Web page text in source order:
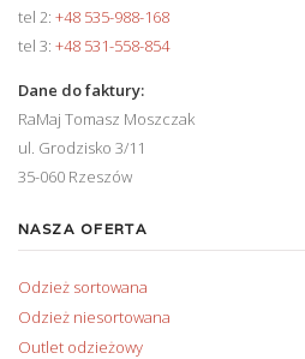
tel 2: +48 535-988-168
tel 3: +48 531-558-854
Dane do faktury:
RaMaj Tomasz Moszczak
ul. Grodzisko 3/11
35-060 Rzeszów
NASZA OFERTA
Odzież sortowana
Odzież niesortowana
Outlet odzieżowy